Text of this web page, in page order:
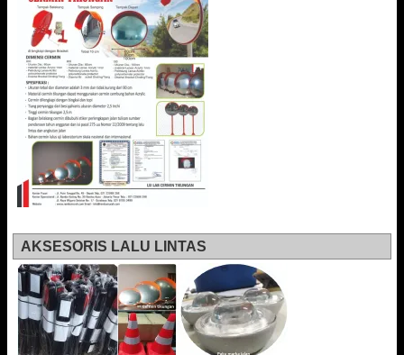
AKSESORIS LALU LINTAS